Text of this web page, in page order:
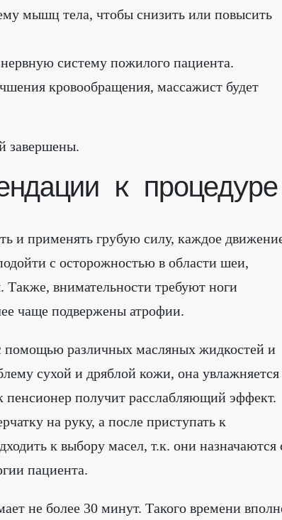
мышц тела, чтобы снизить или повысить
систему пожилого пациента.
кровообращения, массажист будет
завершены.
к процедуре
и применять грубую силу, каждое
с осторожностью в области шеи,
Также, внимательности требуют ноги
чаще подвержены атрофии.
помощью различных масляных жидкостей и
сухой и дряблой кожи, она увлажняется
получит расслабляющий эффект.
на руку, а после приступать к
к выбору масел, т.к. они назначаются
пациента.
не более 30 минут. Такого времени